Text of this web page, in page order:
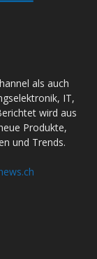
als auch
IT,
wird aus
Produkte,
und Trends.